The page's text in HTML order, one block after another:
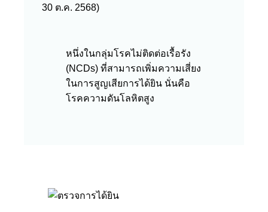
30 ต.ค. 2568)
หนึ่งในกลุ่มโรคไม่ติดต่อเรื้อรัง
(NCDs) ที่สามารถเพิ่มความเสี่ยง
ในการสูญเสียการได้ยิน นั่นคือ
โรคความดันโลหิตสูง